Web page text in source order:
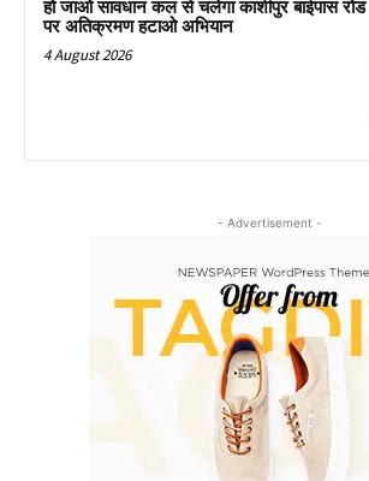
हो जाओ सावधान कल से चलेगा काशीपुर बाईपास रोड
पर अतिक्रमण हटाओ अभियान
4 August 2026
- Advertisement -